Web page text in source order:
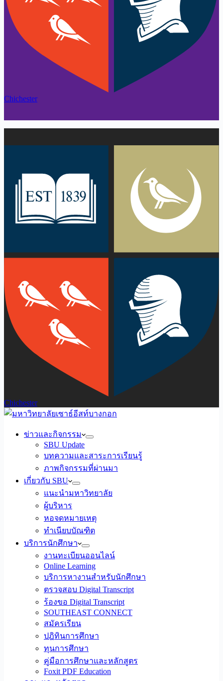
Chichester
Chichester
ข่าวและกิจกรรม
SBU Update
บทความและสาระการเรียนรู้
ภาพกิจกรรมที่ผ่านมา
เกี่ยวกับ SBU
แนะนำมหาวิทยาลัย
ผู้บริหาร
หอจดหมายเหตุ
ทำเนียบบัณฑิต
บริการนักศึกษา
งานทะเบียนออนไลน์
Online Learning
บริการหางานสำหรับนักศึกษา
ตรวจสอบ Digital Transcript
ร้องขอ Digital Transcript
SOUTHEAST CONNECT
สมัครเรียน
ปฎิทินการศึกษา
ทุนการศึกษา
คู่มือการศึกษาและหลักสูตร
Foxit PDF Education